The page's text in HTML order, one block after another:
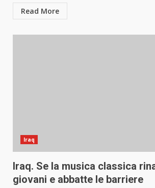
Read More
Iraq
Iraq. Se la musica classica
giovani e abbatte le barriere